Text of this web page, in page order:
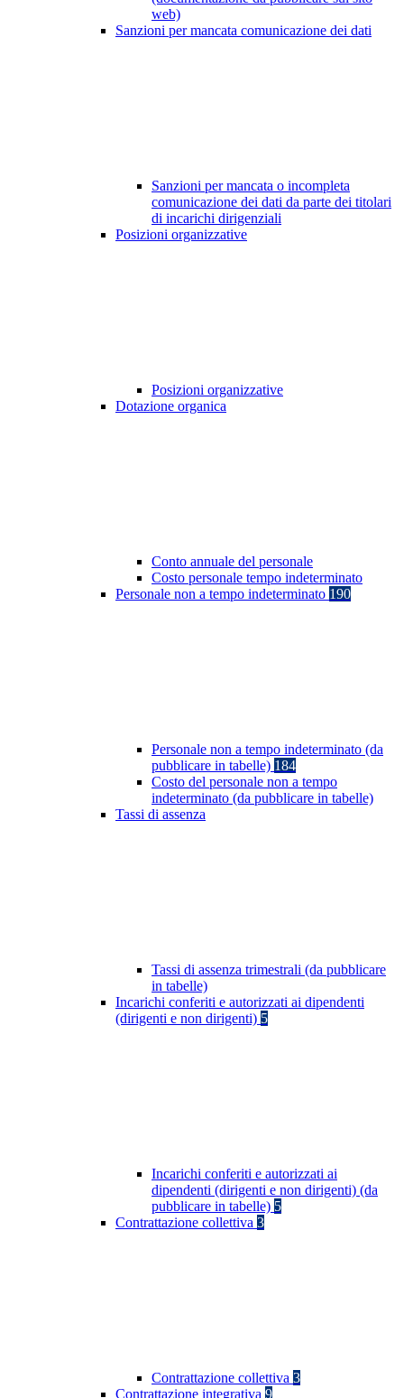
web)
Sanzioni per mancata comunicazione dei dati
Sanzioni per mancata o incompleta
comunicazione dei dati da parte dei titolari
di incarichi dirigenziali
Posizioni organizzative
Posizioni organizzative
Dotazione organica
Conto annuale del personale
Costo personale tempo indeterminato
Personale non a tempo indeterminato 190
Personale non a tempo indeterminato (da
pubblicare in tabelle) 184
Costo del personale non a tempo
indeterminato (da pubblicare in tabelle)
Tassi di assenza
Tassi di assenza trimestrali (da pubblicare
in tabelle)
Incarichi conferiti e autorizzati ai dipendenti
(dirigenti e non dirigenti) 5
Incarichi conferiti e autorizzati ai
dipendenti (dirigenti e non dirigenti) (da
pubblicare in tabelle) 5
Contrattazione collettiva 3
Contrattazione collettiva 3
Contrattazione integrativa 9